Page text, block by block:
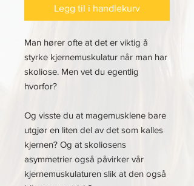
Legg til i handlekurv
Man hører ofte at det er viktig å
styrke kjernemuskulatur når man har
skoliose. Men vet du egentlig
hvorfor?
Og visste du at magemusklene bare
utgjør en liten del av det som kalles
kjernen? Og at skoliosens
asymmetrier også påvirker vår
kjernemuskulaturen slik at den også